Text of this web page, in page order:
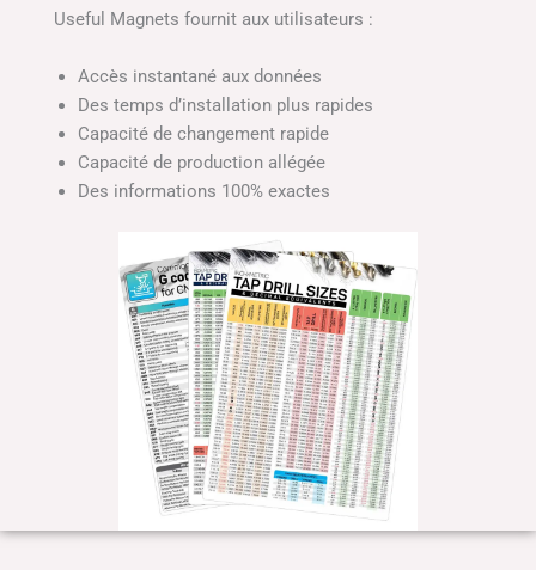
Useful Magnets fournit aux utilisateurs :
Accès instantané aux données
Des temps d’installation plus rapides
Capacité de changement rapide
Capacité de production allégée
Des informations 100% exactes